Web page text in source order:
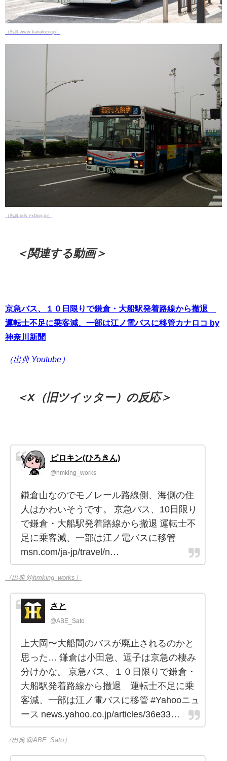
（出典 www.kanaloco.jp）
（出典 pds.exblog.jp）
＜関連する動画＞
京急バス、１０日限りで鎌倉・大船駅発着路線から撤退
運転士不足に乗客減、一部は江ノ電バスに移管カナロコ by
神奈川新聞
（出典 Youtube）
＜X（旧ツイッター）の反応＞
ピロキン(ひろきん)
@hmking_works
鎌倉山なのでモノレール路線側、海側の住
人はかわいそうです。 京急バス、10日限り
で鎌倉・大船駅発着路線から撤退 運転士不
足に乗客減、一部は江ノ電バスに移管
msn.com/ja-jp/travel/n…
（出典 @hmking_works）
さと
@ABE_Sato
上大岡〜大船間のバスが廃止されるのかと
思った… 鎌倉は小田急、逗子は京急の棲み
分けかな。 京急バス、１０日限りで鎌倉・
大船駅発着路線から撤退 運転士不足に乗
客減、一部は江ノ電バスに移管 #Yahooニュ
ース news.yahoo.co.jp/articles/36e33…
（出典 @ABE_Sato）